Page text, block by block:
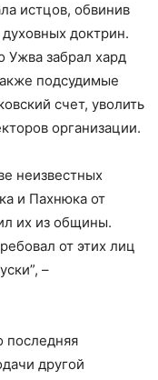
истцов, обвинив
доктрин.
Ужва забрал хард
подсудимые
счет, уволить
организации.
неизвестных
и Пахнюка от
их из общины.
от этих лиц
–
последняя
другой